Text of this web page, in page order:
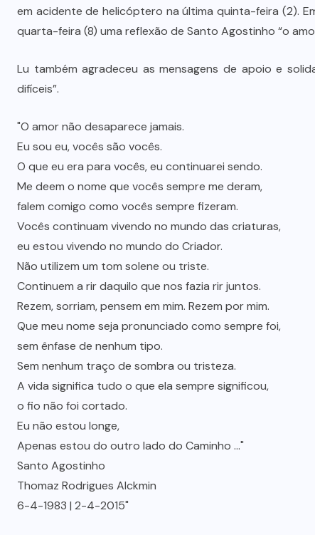
em acidente de helicóptero na última quinta-feira (2).
quarta-feira (8) uma reflexão de Santo Agostinho “o
Lu também agradeceu as mensagens de apoio e
difíceis”.
"O amor não desaparece jamais.
Eu sou eu, vocês são vocês.
O que eu era para vocês, eu continuarei sendo.
Me deem o nome que vocês sempre me deram,
falem comigo como vocês sempre fizeram.
Vocês continuam vivendo no mundo das criaturas,
eu estou vivendo no mundo do Criador.
Não utilizem um tom solene ou triste.
Continuem a rir daquilo que nos fazia rir juntos.
Rezem, sorriam, pensem em mim. Rezem por mim.
Que meu nome seja pronunciado como sempre foi,
sem ênfase de nenhum tipo.
Sem nenhum traço de sombra ou tristeza.
A vida significa tudo o que ela sempre significou,
o fio não foi cortado.
Eu não estou longe,
Apenas estou do outro lado do Caminho …"
Santo Agostinho
Thomaz Rodrigues Alckmin
6-4-1983 | 2-4-2015"